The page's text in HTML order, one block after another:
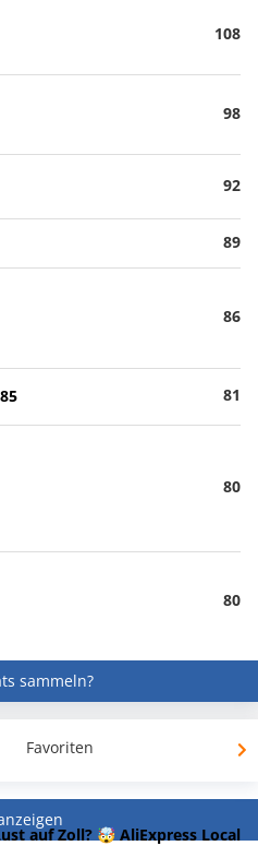
108
98
92
89
86
81
80
80
sammeln?
Favoriten
auf Zoll? 🤯 AliExpress Local